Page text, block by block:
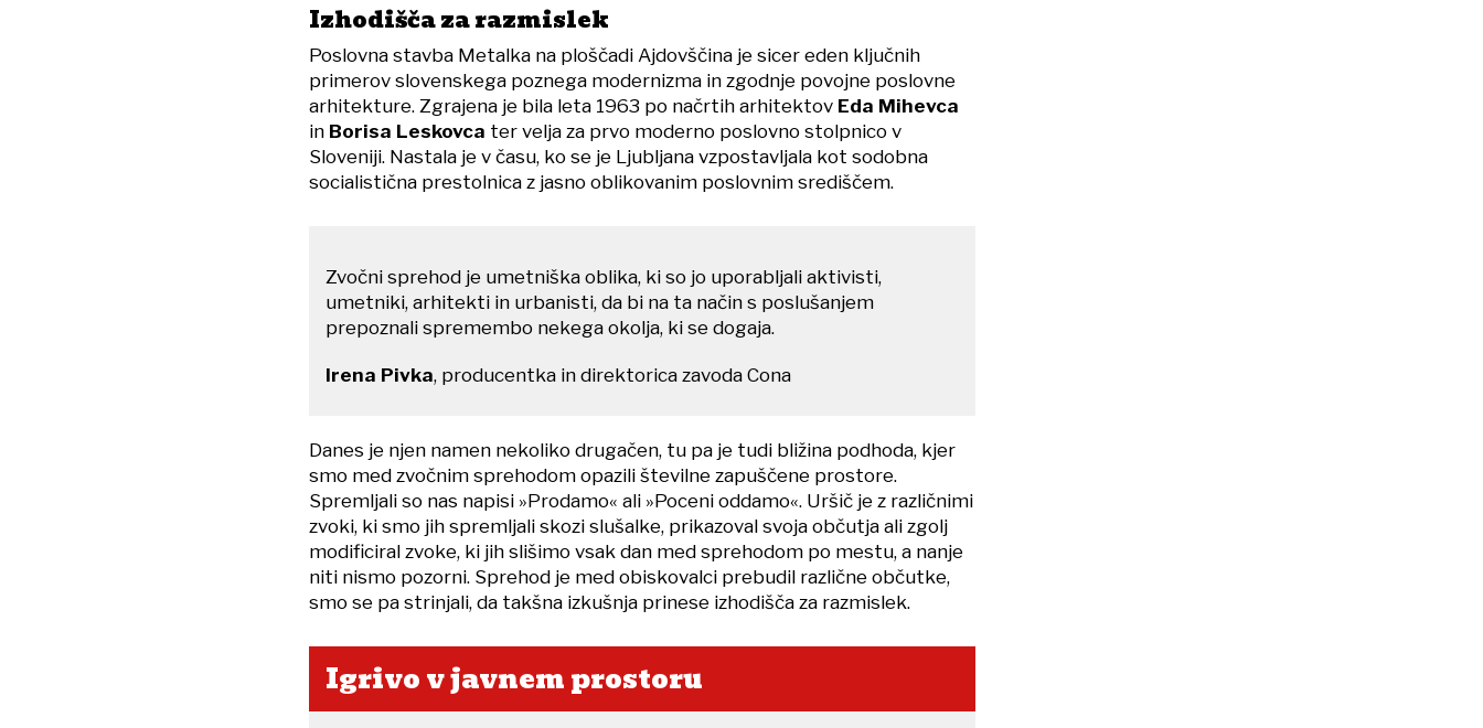
Izhodišča za razmislek
Poslovna stavba Metalka na ploščadi Ajdovščina je sicer eden ključnih
primerov slovenskega poznega modernizma in zgodnje povojne poslovne
arhitekture. Zgrajena je bila leta 1963 po načrtih arhitektov Eda Mihevca
in Borisa Leskovca ter velja za prvo moderno poslovno stolpnico v
Sloveniji. Nastala je v času, ko se je Ljubljana vzpostavljala kot sodobna
socialistična prestolnica z jasno oblikovanim poslovnim središčem.
Zvočni sprehod je umetniška oblika, ki so jo uporabljali aktivisti,
umetniki, arhitekti in urbanisti, da bi na ta način s poslušanjem
prepoznali spremembo nekega okolja, ki se dogaja.
Irena Pivka, producentka in direktorica zavoda Cona
Danes je njen namen nekoliko drugačen, tu pa je tudi bližina podhoda, kjer
smo med zvočnim sprehodom opazili številne zapuščene prostore.
Spremljali so nas napisi »Prodamo« ali »Poceni oddamo«. Uršič je z različnimi
zvoki, ki smo jih spremljali skozi slušalke, prikazoval svoja občutja ali zgolj
modificiral zvoke, ki jih slišimo vsak dan med sprehodom po mestu, a nanje
niti nismo pozorni. Sprehod je med obiskovalci prebudil različne občutke,
smo se pa strinjali, da takšna izkušnja prinese izhodišča za razmislek.
Igrivo v javnem prostoru